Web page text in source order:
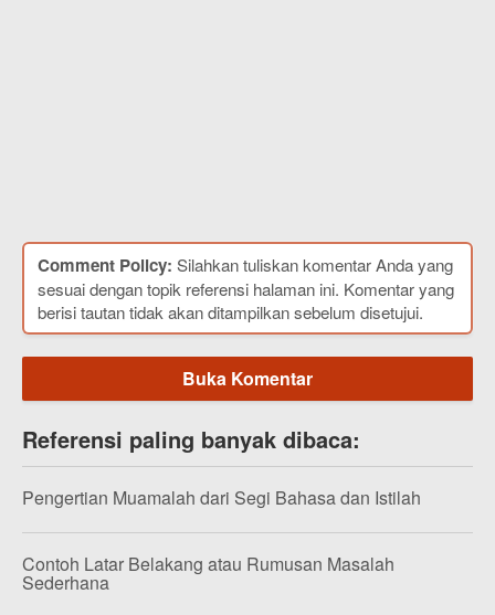
Comment Policy: Silahkan tuliskan komentar Anda yang
sesuai dengan topik referensi halaman ini. Komentar yang
berisi tautan tidak akan ditampilkan sebelum disetujui.
Buka Komentar
Referensi paling banyak dibaca:
Pengertian Muamalah dari Segi Bahasa dan Istilah
Contoh Latar Belakang atau Rumusan Masalah
Sederhana